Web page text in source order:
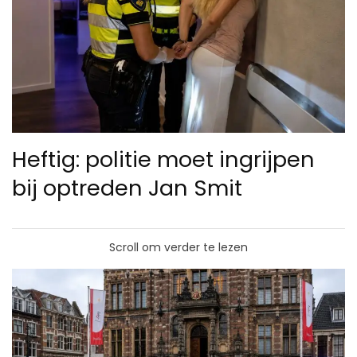
Heftig: politie moet ingrijpen
bij optreden Jan Smit
Scroll om verder te lezen